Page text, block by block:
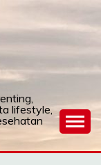
lifestyle,